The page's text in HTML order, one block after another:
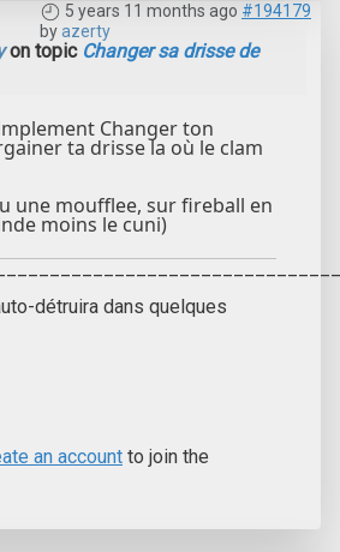
5 years 11 months ago #194179
byazerty
on topic Changer sa drisse de
Changer ton
ta drisse la où le clam
une moufflee, sur fireball en
moins le cuni)
détruira dans quelques
an account to join the